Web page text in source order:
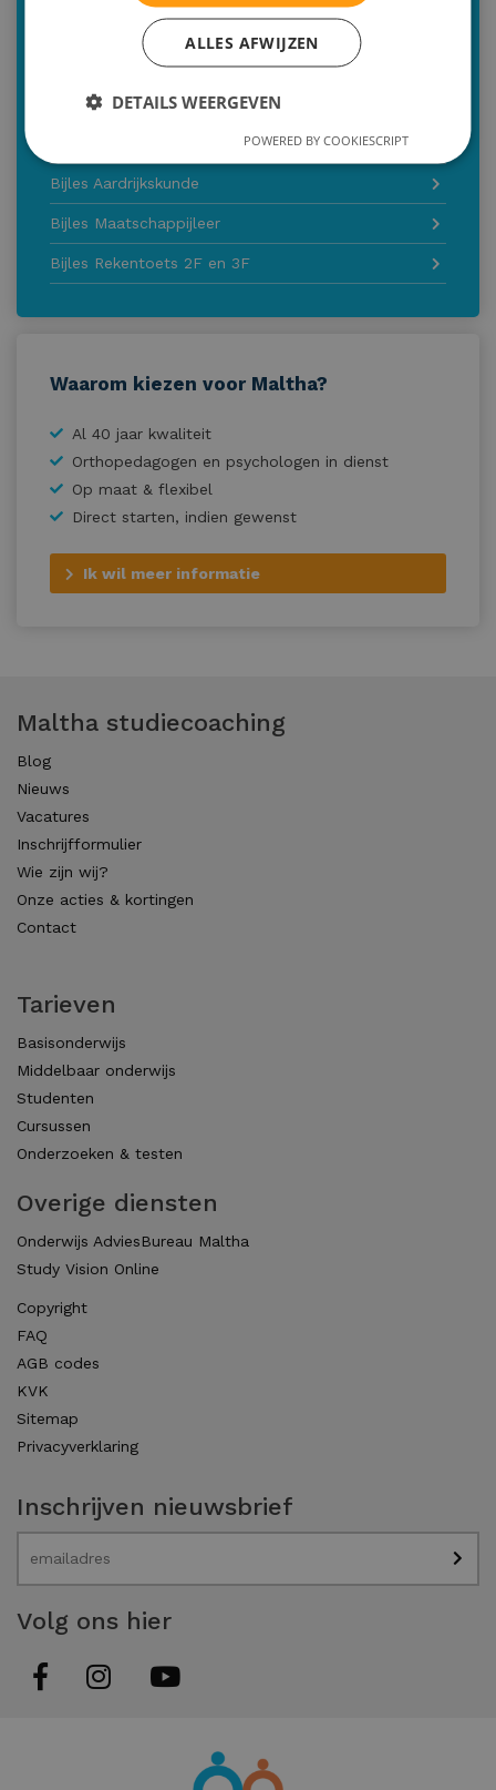
Bijles Scheikunde
Bijles Biologie
Bijles M&O / bedrijfseconomie
Bijles Aardrijkskunde
Bijles Maatschappijleer
Bijles Rekentoets 2F en 3F
Waarom kiezen voor Maltha?
Al 40 jaar kwaliteit
Orthopedagogen en psychologen in dienst
Op maat & flexibel
Direct starten, indien gewenst
Ik wil meer informatie
Maltha studiecoaching
Blog
Nieuws
Vacatures
Inschrijfformulier
Wie zijn wij?
Onze acties & kortingen
Contact
Tarieven
Basisonderwijs
Middelbaar onderwijs
Studenten
Cursussen
Onderzoeken & testen
Overige diensten
Onderwijs AdviesBureau Maltha
Study Vision Online
Copyright
FAQ
AGB codes
KVK
Sitemap
Privacyverklaring
Inschrijven nieuwsbrief
Volg ons hier
ALLES AFWIJZEN
DETAILS WEERGEVEN
POWERED BY COOKIESCRIPT